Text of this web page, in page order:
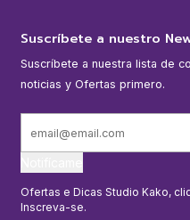
Suscríbete a nuestro
Suscríbete a nuestra lista de
noticias y Ofertas primero.
Ofertas e Dicas Studio Kako,
Inscreva-se.